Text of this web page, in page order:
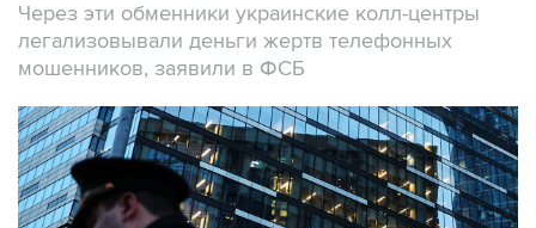
Через эти обменники украинские колл-центры
легализовывали деньги жертв телефонных
мошенников, заявили в ФСБ